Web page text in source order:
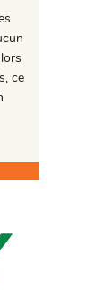
ce